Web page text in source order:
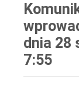
dnia 28
7:55